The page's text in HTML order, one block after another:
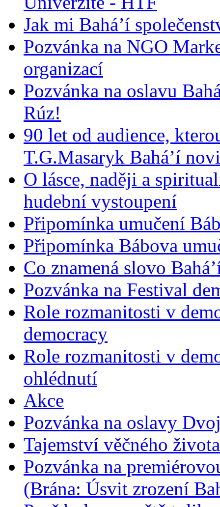
Jak mi Bahá’í
Pozvánka na NGO
organizací
Pozvánka na oslavu
Rúz!
90 let od audience,
T.G.Masaryk Bahá’í
O lásce, naději a
hudební vystoupení
Připomínka umučení
Připomínka Bábova
Co znamená slovo
Pozvánka na Festival
Role rozmanitosti v
democracy
Role rozmanitosti v
ohlédnutí
Akce
Pozvánka na oslavy
Tajemství věčného života
Pozvánka na
(Brána: Úsvit zrození